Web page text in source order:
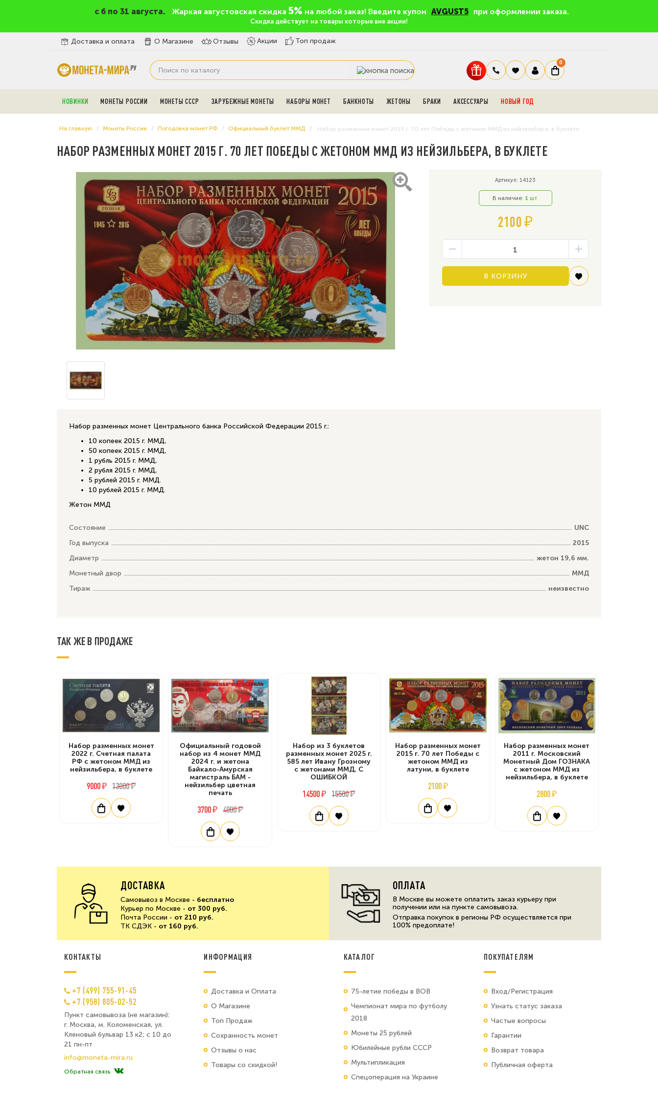
c 6 по 31 августа. Жаркая августовская скидка 5% на любой заказ! Введите купон AVGUST5 при оформлении заказа.
Скидка действует на товары которые вне акции!
Доставка и оплата О Магазине Отзывы Акции Топ продаж
0
НОВИНКИ МОНЕТЫ РОССИИ МОНЕТЫ СССР ЗАРУБЕЖНЫЕ МОНЕТЫ НАБОРЫ МОНЕТ БАНКНОТЫ ЖЕТОНЫ БРАКИ АКСЕССУАРЫ НОВЫЙ ГОД
На главную Монеты России Погодовка монет РФ Официальный буклет ММД Набор разменных монет 2015 г. 70 лет Победы с жетоном ММД из нейзильбера, в буклете
НАБОР РАЗМЕННЫХ МОНЕТ 2015 Г. 70 ЛЕТ ПОБЕДЫ С ЖЕТОНОМ ММД ИЗ НЕЙЗИЛЬБЕРА, В БУКЛЕТЕ
Артикул: 14123
В наличие: 1 шт.
2100 ₽
В КОРЗИНУ
Набор разменных монет Центрального банка Российской Федерации 2015 г.:
10 копеек 2015 г. ММД,
50 копеек 2015 г. ММД,
1 рубль 2015 г. ММД,
2 рубля 2015 г. ММД,
5 рублей 2015 г. ММД.
10 рублей 2015 г. ММД.
Жетон ММД
Состояние
UNC
Год выпуска
2015
Диаметр
жетон 19,6 мм.
Монетный двор
ММД
Тираж
неизвестно
ТАК ЖЕ В ПРОДАЖЕ
Набор разменных монет
2022 г. Счетная палата
РФ с жетоном ММД из
нейзильбера, в буклете
9000 ₽ 13000 ₽
Официальный годовой
набор из 4 монет ММД
2024 г. и жетона
Байкало-Амурская
магистраль БАМ -
нейзильбер цветная
печать
3700 ₽ 4000 ₽
Набор из 3 буклетов
разменных монет 2025 г.
585 лет Ивану Грозному
с жетонами ММД, С
ОШИБКОЙ
14500 ₽ 15500 ₽
Набор разменных монет
2015 г. 70 лет Победы с
жетоном ММД из
латуни, в буклете
2100 ₽
Набор разменных монет
2011 г. Московский
Монетный Дом ГОЗНАКА
с жетоном ММД из
нейзильбера, в буклете
2800 ₽
ДОСТАВКА
Самовывоз в Москве - бесплатно
Курьер по Москве - от 300 руб.
Почта России - от 210 руб.
ТК СДЭК - от 160 руб.
ОПЛАТА
В Москве вы можете оплатить заказ курьеру при
получении или на пункте самовывоза.
Отправка покупок в регионы РФ осуществляется при
100% предоплате!
КОНТАКТЫ
+7 (499) 755-91-45
+7 (958) 805-02-52
Пункт самовывоза (не магазин):
г. Москва, м. Коломенская, ул.
Кленовый бульвар 13 к2; с 10 до
21 пн-пт
info@moneta-mira.ru
Обратная связь
ИНФОРМАЦИЯ
Доставка и Оплата
О Магазине
Топ Продаж
Сохранность монет
Отзывы о нас
Товары со скидкой!
КАТАЛОГ
75-летие победы в ВОВ
Чемпионат мира по футболу
2018
Монеты 25 рублей
Юбилейные рубли СССР
Мультипликация
Спецоперация на Украине
ПОКУПАТЕЛЯМ
Вход/Регистрация
Узнать статус заказа
Частые вопросы
Гарантии
Возврат товара
Публичная оферта